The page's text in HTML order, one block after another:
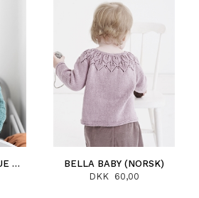
KALLES HIPSTERHUE (NORSK)
BELLA BABY (NORSK)
DKK 60,00